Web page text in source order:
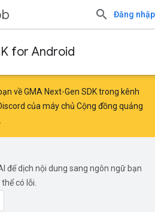
Đăng nhập
for Android
về GMA Next-Gen SDK trong kênh
của máy chủ Cộng đồng quảng
để dịch nội dung sang ngôn ngữ bạn
có lỗi.